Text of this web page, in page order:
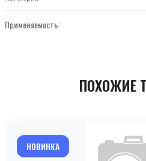
Применяемость:
ПОХОЖИЕ
НОВИНКА